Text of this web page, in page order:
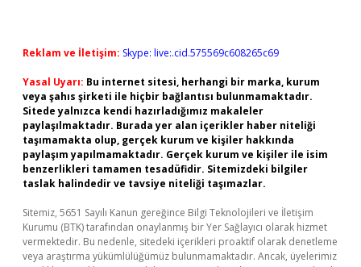
Reklam ve İletişim: Skype: live:.cid.575569c608265c69
Yasal Uyarı: Bu internet sitesi, herhangi bir marka, kurum
veya şahıs şirketi ile hiçbir bağlantısı bulunmamaktadır.
Sitede yalnızca kendi hazırladığımız makaleler
paylaşılmaktadır. Burada yer alan içerikler haber niteliği
taşımamakta olup, gerçek kurum ve kişiler hakkında
paylaşım yapılmamaktadır. Gerçek kurum ve kişiler ile isim
benzerlikleri tamamen tesadüfidir. Sitemizdeki bilgiler
taslak halindedir ve tavsiye niteliği taşımazlar.
Sitemiz, 5651 Sayılı Kanun gereğince Bilgi Teknolojileri ve İletişim
Kurumu (BTK) tarafından onaylanmış bir Yer Sağlayıcı olarak hizmet
vermektedir. Bu nedenle, sitedeki içerikleri proaktif olarak denetleme
veya araştırma yükümlülüğümüz bulunmamaktadır. Ancak, üyelerimiz